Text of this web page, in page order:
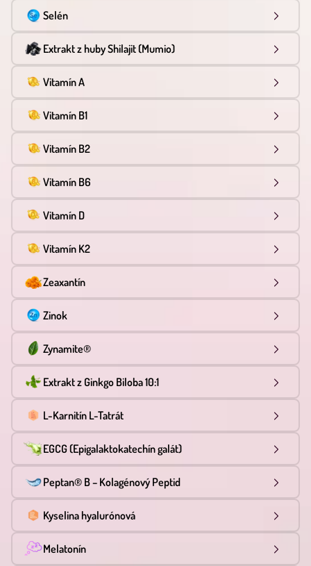
Selén
Extrakt z huby Shilajit (Mumio)
Vitamín A
Vitamín B1
Vitamín B2
Vitamín B6
Vitamín D
Vitamín K2
Zeaxantín
Zinok
Zynamite®
Extrakt z Ginkgo Biloba 10:1
L-Karnitín L-Tatrát
EGCG (Epigalaktokatechín galát)
Peptan® B – Kolagénový Peptid
Kyselina hyalurónová
Melatonín